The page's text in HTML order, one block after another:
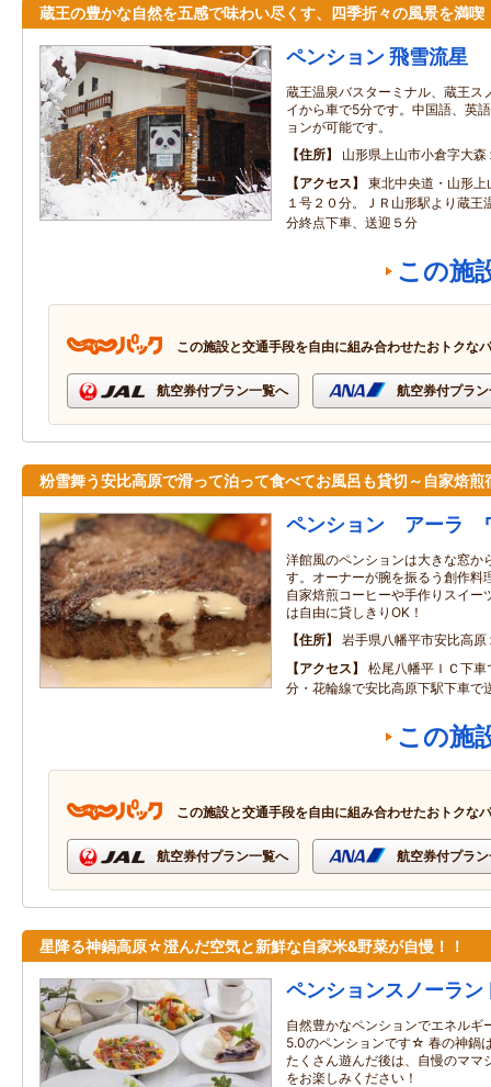
蔵王の豊かな自然を五感で味わい尽くす、四季折々の風景を満喫
ペンション 飛雪流星
蔵王温泉バスターミナル、蔵王ス
イから車で5分です。中国語、英
ョンが可能です。
住所
山形県上山市小倉字大森
アクセス
東北中央道・山形
１号２０分。ＪＲ山形駅より蔵王
分終点下車、送迎５分
この施
この施設と交通手段を自由に組み合わせたおトクな
航空券付プラン一覧へ 航空券付プラ
粉雪舞う安比高原で滑って泊って食べてお風呂も貸切～自家焙煎
ペンション アーラ
洋館風のペンションは大きな窓か
す。オーナーが腕を振るう創作料
自家焙煎コーヒーや手作りスイー
は自由に貸しきりOK！
住所
岩手県八幡平市安比高原
アクセス
松尾八幡平ＩＣ下
分・花輪線で安比高原下駅下車で
この施
この施設と交通手段を自由に組み合わせたおトクな
航空券付プラン一覧へ 航空券付プラ
星降る神鍋高原☆澄んだ空気と新鮮な自家米&野菜が自慢！！
ペンションスノーラン
自然豊かなペンションでエネルギ
5.0のペンションです☆ 春の神鍋
たくさん遊んだ後は、自慢のママ
をお楽しみください！